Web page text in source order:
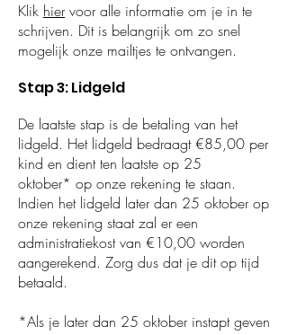
Klik hiervoor alle informatie om je in te
schrijven. Dit is belangrijk om zo snel
mogelijk onze mailtjes te ontvangen.
Stap 3: Lidgeld
De laatste stap is de betaling van het
lidgeld. Het lidgeld bedraagt€85,00 per
kind en dientten laatste op 25
oktober* op onze rekening te staan.
Indien het lidgeld later dan 25 oktober op
onze rekening staat zal er een
administratiekost van €10,00 worden
aangerekend. Zorg dus dat je dit op tijd
betaald.
*Als je later dan 25 oktober instapt geven